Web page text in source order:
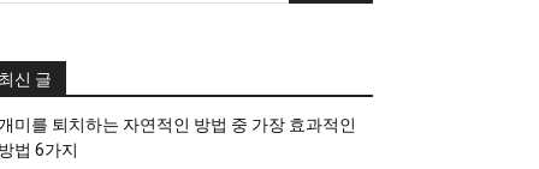
신 글
미를 퇴치하는 자연적인 방법 중 가장 효과적인
법 6가지